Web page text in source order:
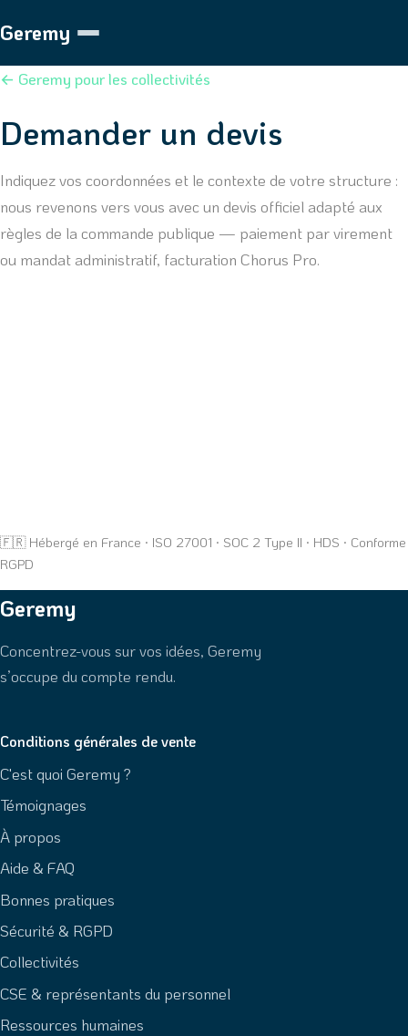
Geremy
← Geremy pour les collectivités
Demander un devis
Indiquez vos coordonnées et le contexte de votre structure :
nous revenons vers vous avec un devis officiel adapté aux
règles de la commande publique — paiement par virement
ou mandat administratif, facturation Chorus Pro.
🇫🇷 Hébergé en France · ISO 27001 · SOC 2 Type II · HDS · Conforme
RGPD
Geremy
Concentrez-vous sur vos idées, Geremy
s’occupe du compte rendu.
Conditions générales de vente
C'est quoi Geremy ?
Témoignages
À propos
Aide & FAQ
Bonnes pratiques
Sécurité & RGPD
Collectivités
CSE & représentants du personnel
Ressources humaines